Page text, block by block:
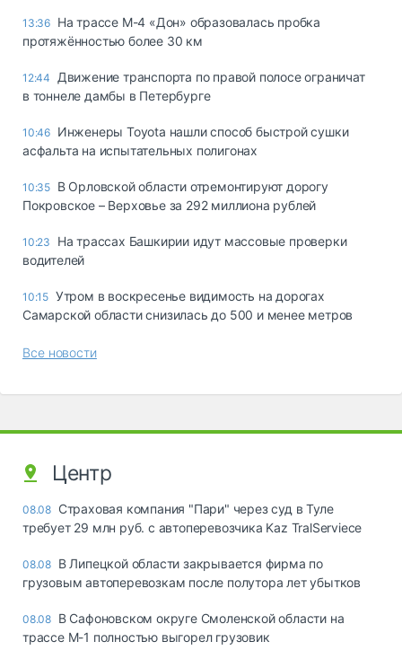
13:36 На трассе М-4 «Дон» образовалась пробка
протяжённостью более 30 км
12:44
Движение транспорта по правой полосе ограничат
в тоннеле дамбы в Петербурге
10:46 Инженеры Toyota нашли способ быстрой сушки
асфальта на испытательных полигонах
10:35 В Орловской области отремонтируют дорогу
Покровское – Верховье за 292 миллиона рублей
10:23
На трассах Башкирии идут массовые проверки
водителей
10:15 Утром в воскресенье видимость на дорогах
Самарской области снизилась до 500 и менее метров
Все новости
Центр
08.08 Страховая компания "Пари" через суд в Туле
требует 29 млн руб. с автоперевозчика Kaz TralServiece
08.08 В Липецкой области закрывается фирма по
грузовым автоперевозкам после полутора лет убытков
08.08 В Сафоновском округе Смоленской области на
трассе М-1 полностью выгорел грузовик